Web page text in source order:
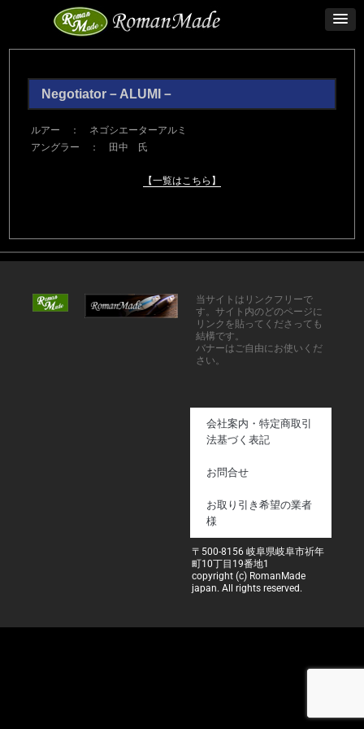
Negotiator－ALUMI－
ルアー ： ネゴシエーターアルミ
アングラー ： 田中 氏
【一覧はこちら】
当サイトはリンクフリーで
す。サイト内のどのページに
リンクを貼ってくださっても
結構です。
バナーはご自由にお使いくだ
さい。
会社案内・特定商取引
法基づく表記
お問合せ
お取り引き希望の業者
様
〒500-8156 岐阜県岐阜市祈年
町10丁目19番地1
copyright (c) RomanMade
japan. All rights reserved.